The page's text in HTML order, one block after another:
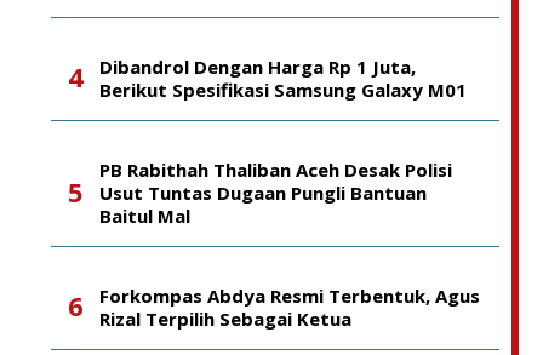
Dibandrol Dengan Harga Rp 1 Juta,
Berikut Spesifikasi Samsung Galaxy M01
PB Rabithah Thaliban Aceh Desak Polisi
Usut Tuntas Dugaan Pungli Bantuan
Baitul Mal
Forkompas Abdya Resmi Terbentuk, Agus
Rizal Terpilih Sebagai Ketua